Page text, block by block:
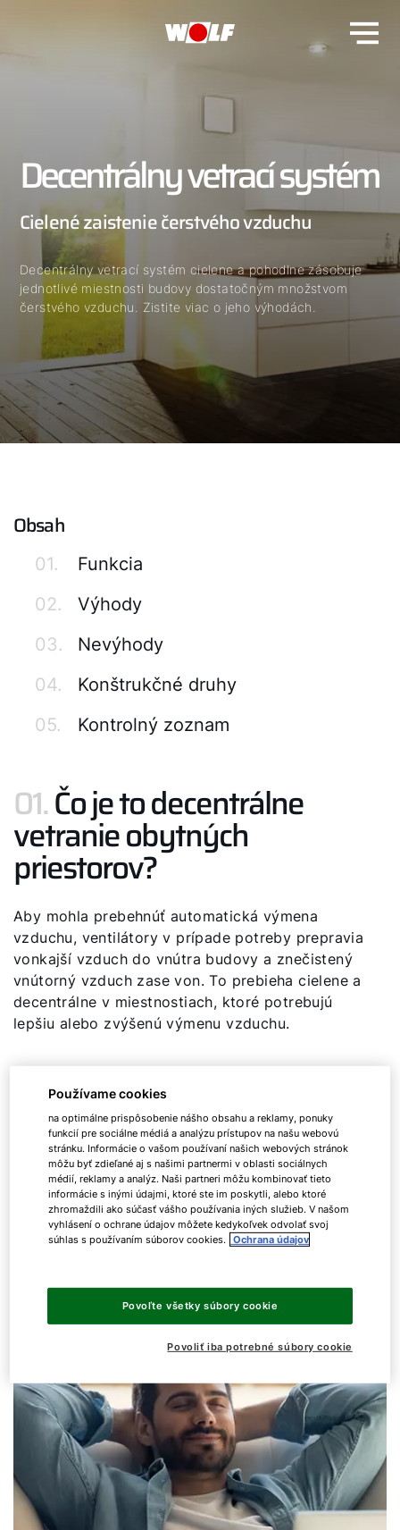
Decentrálny vetrací systém
Cielené zaistenie čerstvého vzduchu
Decentrálny vetrací systém cielene a pohodlne zásobuje
jednotlivé miestnosti budovy dostatočným množstvom
čerstvého vzduchu. Zistite viac o jeho výhodách.
Obsah
01.
Funkcia
02.
Výhody
03.
Nevýhody
04.
Konštrukčné druhy
05.
Kontrolný zoznam
01.Čo je to decentrálne
vetranie obytných
priestorov?
Aby mohla prebehnúť automatická výmena
vzduchu, ventilátory v prípade potreby prepravia
vonkajší vzduch do vnútra budovy a znečistený
vnútorný vzduch zase von. To prebieha cielene a
decentrálne v miestnostiach, ktoré potrebujú
lepšiu alebo zvýšenú výmenu vzduchu.
02.Výhody decentrálneho
vetrania
Nezáleží na tom, či v kúpeľni, spálni alebo pivnici: S
Používame cookies
na optimálne prispôsobenie nášho obsahu a reklamy, ponuky
funkcií pre sociálne médiá a analýzu prístupov na našu webovú
stránku. Informácie o vašom používaní našich webových stránok
môžu byť zdieľané aj s našimi partnermi v oblasti sociálnych
médií, reklamy a analýz. Naši partneri môžu kombinovať tieto
informácie s inými údajmi, ktoré ste im poskytli, alebo ktoré
zhromaždili ako súčasť vášho používania iných služieb. V našom
vyhlásení o ochrane údajov môžete kedykoľvek odvolať svoj
súhlas s používaním súborov cookies. Ochrana údajov
Povoliť iba potrebné súbory cookie
Povoľte všetky súbory cookie